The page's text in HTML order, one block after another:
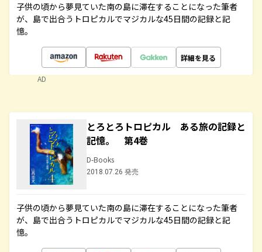
子供の頃から夢見ていた南の島に滞在することになった筆者
が、島で出合うトロピカルでマジカルな45日間の記録と記
憶。
詳細を見る
AD
とろとろトロピカル ある旅の記録と
記憶。 第4巻
D-Books
2018.07.26 発売
子供の頃から夢見ていた南の島に滞在することになった筆者
が、島で出合うトロピカルでマジカルな45日間の記録と記
憶。